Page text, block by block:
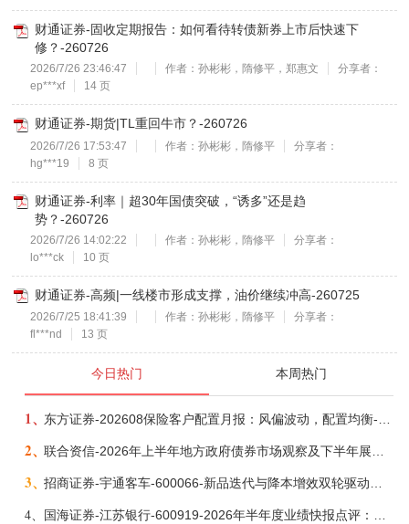
财通证券-固收定期报告：如何看待转债新券上市后快速下
修？-260726
2026/7/26 23:46:47 作者：孙彬彬，隋修平，郑惠文
分享者：
ep***xf
14 页
财通证券-期货|TL重回牛市？-260726
2026/7/26 17:53:47 作者：孙彬彬，隋修平
分享者：
hg***19
8 页
财通证券-利率｜超30年国债突破，“诱多”还是趋
势？-260726
2026/7/26 14:02:22 作者：孙彬彬，隋修平
分享者：
lo***ck
10 页
财通证券-高频|一线楼市形成支撑，油价继续冲高-260725
2026/7/25 18:41:39 作者：孙彬彬，隋修平
分享者：
fl***nd
13 页
今日热门 本周热门
1、
2、
3、
4、